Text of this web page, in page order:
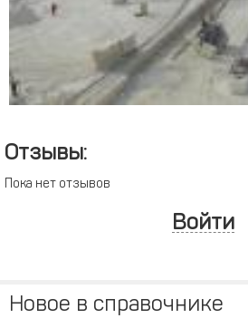
Отзывы:
Пока нет отзывов
Войти
Новое в справочнике